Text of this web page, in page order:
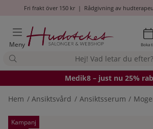
Fri frakt över 150 kr| Rådgivning av
Meny Boka
Medik8 – just nu 25%
Hem Ansiktsvård Ansiktsserum
Kampanj
Produktbilder